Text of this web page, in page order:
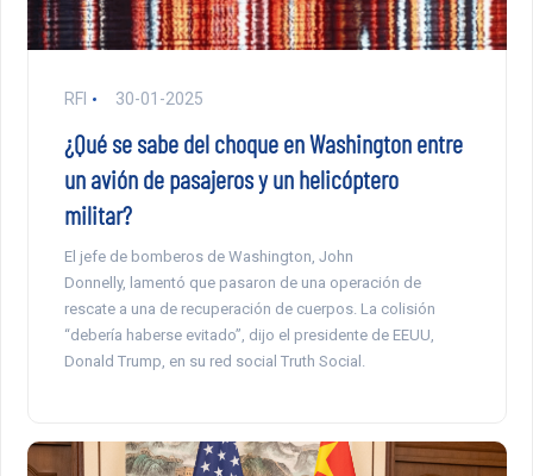
RFI 30-01-2025
¿Qué se sabe del choque en Washington entre
un avión de pasajeros y un helicóptero
militar?
El jefe de bomberos de Washington, John
Donnelly, lamentó que pasaron de una operación de
rescate a una de recuperación de cuerpos. La colisión
“debería haberse evitado”, dijo el presidente de EEUU,
Donald Trump, en su red social Truth Social.